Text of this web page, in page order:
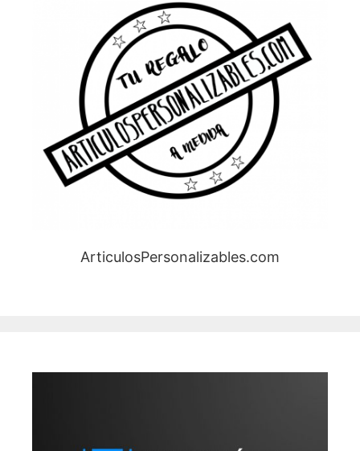
ArticulosPersonalizables.com